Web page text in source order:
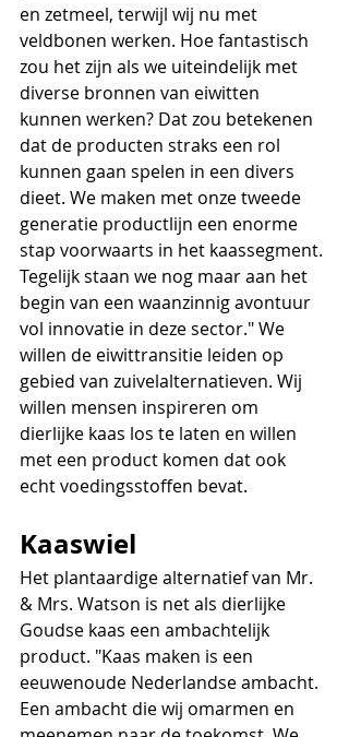
en zetmeel, terwijl wij nu met
veldbonen werken. Hoe fantastisch
zou het zijn als we uiteindelijk met
diverse bronnen van eiwitten
kunnen werken? Dat zou betekenen
dat de producten straks een rol
kunnen gaan spelen in een divers
dieet. We maken met onze tweede
generatie productlijn een enorme
stap voorwaarts in het kaassegment.
Tegelijk staan we nog maar aan het
begin van een waanzinnig avontuur
vol innovatie in deze sector." We
willen de eiwittransitie leiden op
gebied van zuivelalternatieven. Wij
willen mensen inspireren om
dierlijke kaas los te laten en willen
met een product komen dat ook
echt voedingsstoffen bevat.
Kaaswiel
Het plantaardige alternatief van Mr.
& Mrs. Watson is net als dierlijke
Goudse kaas een ambachtelijk
product. "Kaas maken is een
eeuwenoude Nederlandse ambacht.
Een ambacht die wij omarmen en